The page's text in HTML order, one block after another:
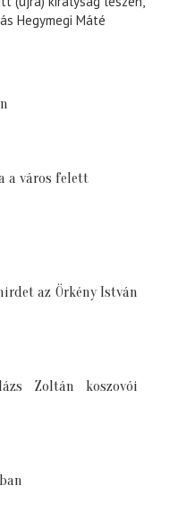
Hegymegi Máté
a város felett
az Örkény István
Zoltán koszovói